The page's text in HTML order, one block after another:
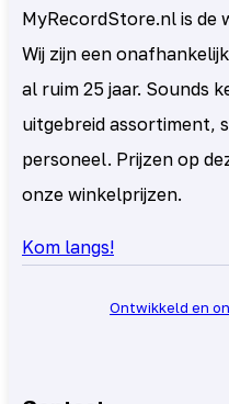
MyRecordStore.nl is de
Wij zijn een
al ruim 25 jaar. Sounds
uitgebreid assortiment,
personeel. Prijzen op
onze winkelprijzen.
Kom langs!
Ontwikkeld en